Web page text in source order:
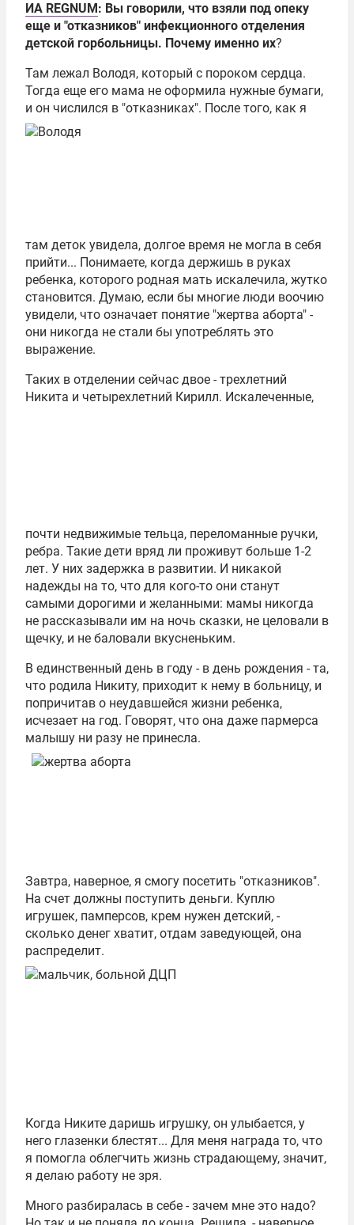
ИА REGNUM: Вы говорили, что взяли под опеку
еще и "отказников" инфекционного отделения
детской горбольницы. Почему именно их?
Там лежал Володя, который с пороком сердца.
Тогда еще его мама не оформила нужные бумаги,
и он числился в "отказниках". После того, как я
там деток увидела, долгое время не могла в себя
прийти... Понимаете, когда держишь в руках
ребенка, которого родная мать искалечила, жутко
становится. Думаю, если бы многие люди воочию
увидели, что означает понятие "жертва аборта" -
они никогда не стали бы употреблять это
выражение.
Таких в отделении сейчас двое - трехлетний
Никита и четырехлетний Кирилл. Искалеченные,
почти недвижимые тельца, переломанные ручки,
ребра. Такие дети вряд ли проживут больше 1-2
лет. У них задержка в развитии. И никакой
надежды на то, что для кого-то они станут
самыми дорогими и желанными: мамы никогда
не рассказывали им на ночь сказки, не целовали в
щечку, и не баловали вкусненьким.
В единственный день в году - в день рождения - та,
что родила Никиту, приходит к нему в больницу, и
попричитав о неудавшейся жизни ребенка,
исчезает на год. Говорят, что она даже пармерса
малышу ни разу не принесла.
Завтра, наверное, я смогу посетить "отказников".
На счет должны поступить деньги. Куплю
игрушек, памперсов, крем нужен детский, -
сколько денег хватит, отдам заведующей, она
распределит.
Когда Никите даришь игрушку, он улыбается, у
него глазенки блестят... Для меня награда то, что
я помогла облегчить жизнь страдающему, значит,
я делаю работу не зря.
Много разбиралась в себе - зачем мне это надо?